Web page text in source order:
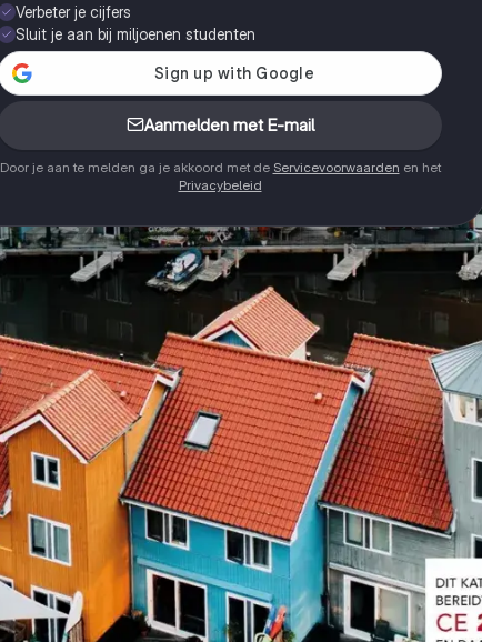
Verbeter je cijfers
Sluit je aan bij miljoenen studenten
Aanmelden met E-mail
Door je aan te melden ga je akkoord met de Servicevoorwaarden en het
Privacybeleid